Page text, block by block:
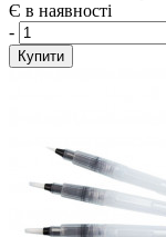
Є в наявності
-
Купити